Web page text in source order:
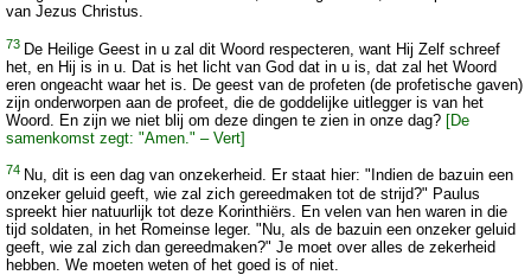
van Jezus Christus.
73 De Heilige Geest in u zal dit Woord respecteren, want Hij Zelf schreef
het, en Hij is in u. Dat is het licht van God dat in u is, dat zal het Woord
eren ongeacht waar het is. De geest van de profeten (de profetische gaven)
zijn onderworpen aan de profeet, die de goddelijke uitlegger is van het
Woord. En zijn we niet blij om deze dingen te zien in onze dag? [De
samenkomst zegt: "Amen." – Vert]
74 Nu, dit is een dag van onzekerheid. Er staat hier: "Indien de bazuin een
onzeker geluid geeft, wie zal zich gereedmaken tot de strijd?" Paulus
spreekt hier natuurlijk tot deze Korinthiërs. En velen van hen waren in die
tijd soldaten, in het Romeinse leger. "Nu, als de bazuin een onzeker geluid
geeft, wie zal zich dan gereedmaken?" Je moet over alles de zekerheid
hebben. We moeten weten of het goed is of niet.